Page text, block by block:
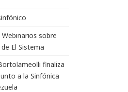
sobre
El Sistema
finaliza
a la Sinfónica